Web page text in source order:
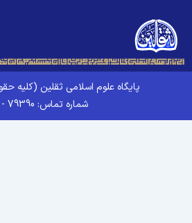
پایگاه علوم اسلامی ثقلین (کلیه
شماره تماس: 79390 - 021